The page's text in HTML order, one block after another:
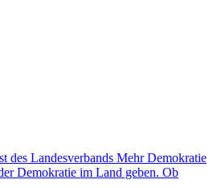
des Landesverbands Mehr Demokratie
Demokratie im Land geben. Ob